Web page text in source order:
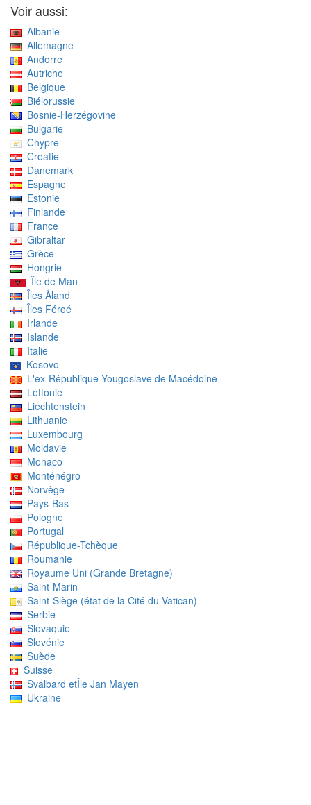
Voir aussi:
Albanie
Allemagne
Andorre
Autriche
Belgique
Biélorussie
Bosnie-Herzégovine
Bulgarie
Chypre
Croatie
Danemark
Espagne
Estonie
Finlande
France
Gibraltar
Grèce
Hongrie
Île de Man
Îles Åland
Îles Féroé
Irlande
Islande
Italie
Kosovo
L'ex-République Yougoslave de Macédoine
Lettonie
Liechtenstein
Lithuanie
Luxembourg
Moldavie
Monaco
Monténégro
Norvège
Pays-Bas
Pologne
Portugal
République-Tchèque
Roumanie
Royaume Uni (Grande Bretagne)
Saint-Marin
Saint-Siège (état de la Cité du Vatican)
Serbie
Slovaquie
Slovénie
Suède
Suisse
Svalbard etÎle Jan Mayen
Ukraine